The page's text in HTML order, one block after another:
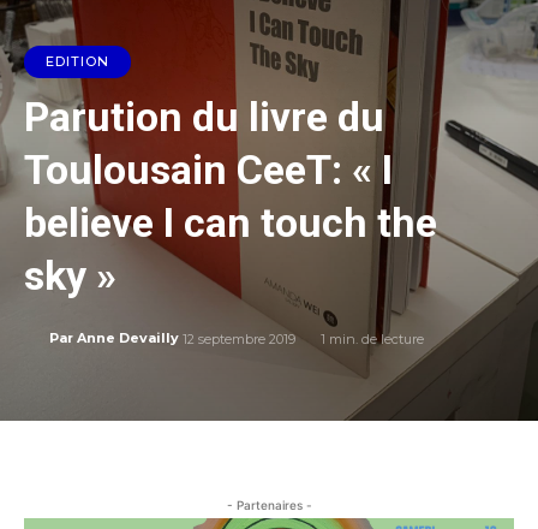
EDITION
Parution du livre du
Toulousain CeeT: « I
believe I can touch the
sky »
Par Anne Devailly 12 septembre 2019 1 min. de lecture
- Partenaires -